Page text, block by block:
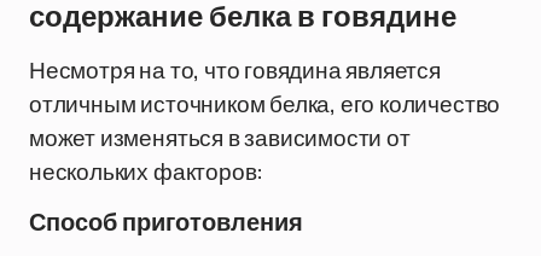
содержание белка в говядине
Несмотря на то, что говядина является
отличным источником белка, его количество
может изменяться в зависимости от
нескольких факторов:
Способ приготовления